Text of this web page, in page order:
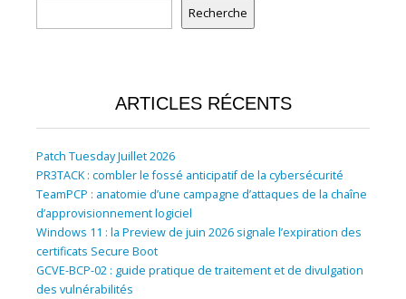
Recherche
ARTICLES RÉCENTS
Patch Tuesday Juillet 2026
PR3TACK : combler le fossé anticipatif de la cybersécurité
TeamPCP : anatomie d’une campagne d’attaques de la chaîne
d’approvisionnement logiciel
Windows 11 : la Preview de juin 2026 signale l’expiration des
certificats Secure Boot
GCVE-BCP-02 : guide pratique de traitement et de divulgation
des vulnérabilités